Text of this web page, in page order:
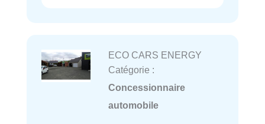
ECO CARS ENERGY
Catégorie :
Concessionnaire
automobile